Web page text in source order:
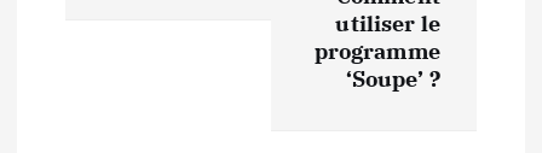
utiliser le
programme
‘Soupe’ ?